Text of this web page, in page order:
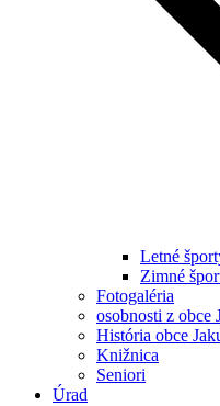
Letné
Zimné
Fotogaléria
osobnosti z obce
História obce
Knižnica
Seniori
Úrad